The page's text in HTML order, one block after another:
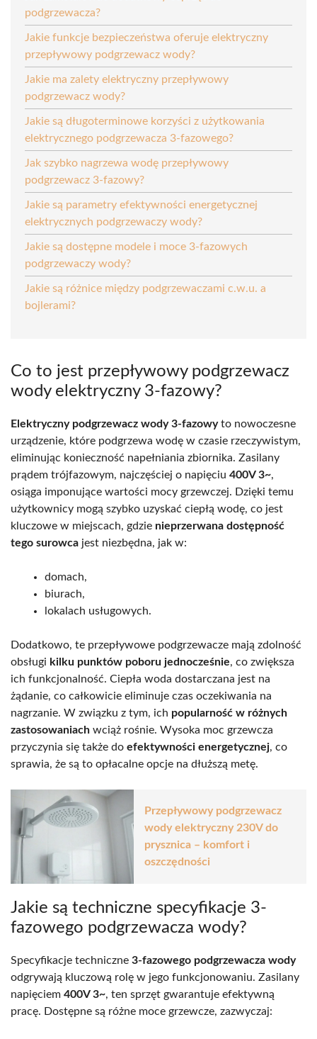
podgrzewacza?
Jakie funkcje bezpieczeństwa oferuje elektryczny
przepływowy podgrzewacz wody?
Jakie ma zalety elektryczny przepływowy
podgrzewacz wody?
Jakie są długoterminowe korzyści z użytkowania
elektrycznego podgrzewacza 3-fazowego?
Jak szybko nagrzewa wodę przepływowy
podgrzewacz 3-fazowy?
Jakie są parametry efektywności energetycznej
elektrycznych podgrzewaczy wody?
Jakie są dostępne modele i moce 3-fazowych
podgrzewaczy wody?
Jakie są różnice między podgrzewaczami c.w.u. a
bojlerami?
Co to jest przepływowy podgrzewacz
wody elektryczny 3-fazowy?
Elektryczny podgrzewacz wody 3-fazowyto nowoczesne
urządzenie, które podgrzewa wodę w czasie rzeczywistym,
eliminując konieczność napełniania zbiornika. Zasilany
prądem trójfazowym, najczęściej o napięciu 400V 3~,
osiąga imponujące wartości mocy grzewczej. Dzięki temu
użytkownicy mogą szybko uzyskać ciepłą wodę, co jest
kluczowe w miejscach, gdzie nieprzerwana dostępność
tego surowca jest niezbędna, jak w:
domach,
biurach,
lokalach usługowych.
Dodatkowo, te przepływowe podgrzewacze mają zdolność
obsługi kilku punktów poboru jednocześnie, co zwiększa
ich funkcjonalność. Ciepła woda dostarczana jest na
żądanie, co całkowicie eliminuje czas oczekiwania na
nagrzanie. W związku z tym, ich popularność w różnych
zastosowaniach wciąż rośnie. Wysoka moc grzewcza
przyczynia się także do efektywności energetycznej, co
sprawia, że są to opłacalne opcje na dłuższą metę.
Przepływowy podgrzewacz
wody elektryczny 230V do
prysznica – komfort i
oszczędności
Jakie są techniczne specyfikacje 3-
fazowego podgrzewacza wody?
Specyfikacje techniczne 3-fazowego podgrzewacza wody
odgrywają kluczową rolę w jego funkcjonowaniu. Zasilany
napięciem 400V 3~, ten sprzęt gwarantuje efektywną
pracę. Dostępne są różne moce grzewcze, zazwyczaj: